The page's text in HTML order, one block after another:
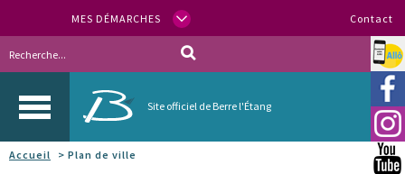
MES DÉMARCHES Contact
Site officiel de Berre l'Étang
Allo
Accueil > Plan de ville